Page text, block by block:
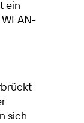
ein
sich